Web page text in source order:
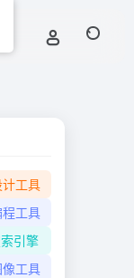
工具
工具
引擎
工具